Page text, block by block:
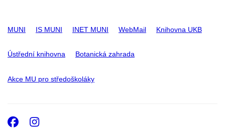
MUNI IS MUNI INET MUNI WebMail Knihovna UKB
Ústřední knihovna Botanická zahrada
Akce MU pro středoškoláky
Facebook
Instagram